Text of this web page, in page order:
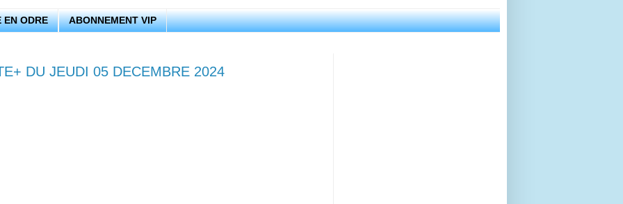
EN ODRE ABONNEMENT VIP
DU JEUDI 05 DECEMBRE 2024